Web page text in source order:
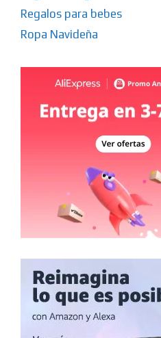
Regalos para bebes
Ropa Navideña